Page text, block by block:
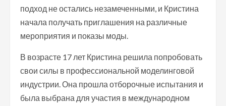
подход не остались незамеченными, и Кристина
начала получать приглашения на различные
мероприятия и показы моды.
В возрасте 17 лет Кристина решила попробовать
свои силы в профессиональной моделинговой
индустрии. Она прошла отборочные испытания и
была выбрана для участия в международном